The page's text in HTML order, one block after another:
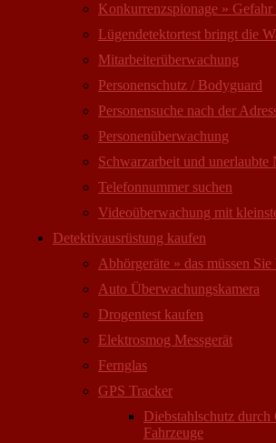
Konkurrenzspionage »
Lügendetektortest bringt die
Mitarbeiter­überwachung
Personenschutz / Bodyguard
Personensuche nach der
Personen­überwachung
Schwarzarbeit und unerlaubte
Telefonnummer suchen
Videoüberwachung mit
Detektivausrüstung kaufen
Abhörgeräte » das müssen Sie
Auto Überwachungs­kamera
Drogentest kaufen
Elektrosmog Messgerät
Fernglas
GPS Tracker
Diebstahlschutz
Fahrzeuge